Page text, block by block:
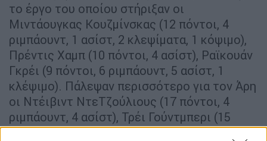
το έργο του οποίου στήριξαν οι
Μιντάουγκας Κουζμίνσκας (12 πόντοι, 4
ριμπάουντ, 1 ασίστ, 2 κλεψίματα, 1 κόψιμο),
Πρέντις Χαμπ (10 πόντοι, 4 ασίστ), Ραϊκουάν
Γκρέι (9 πόντοι, 6 ριμπάουντ, 5 ασίστ, 1
κλέψιμο). Πάλεψαν περισσότερο για τον Άρη
οι Ντέιβιντ ΝτεΤζούλιους (17 πόντοι, 4
ριμπάουντ, 4 ασίστ), Τρέι Γούντμπερι (15
πόντοι, 6 ριμπάουντ).